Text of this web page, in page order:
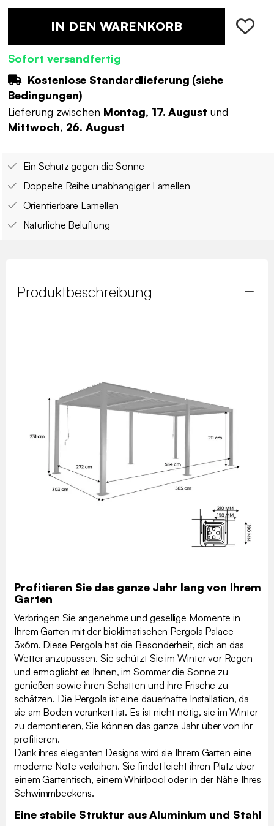
IN DEN WARENKORB
Sofort versandfertig
Kostenlose Standardlieferung (siehe
Bedingungen)
Lieferung zwischen Montag, 17. August und
Mittwoch, 26. August
Ein Schutz gegen die Sonne
Doppelte Reihe unabhängiger Lamellen
Orientierbare Lamellen
Natürliche Belüftung
Produktbeschreibung
Profitieren Sie das ganze Jahr lang von Ihrem
Garten
Verbringen Sie angenehme und gesellige Momente in
Ihrem Garten mit der bioklimatischen Pergola Palace
3x6m. Diese Pergola hat die Besonderheit, sich an das
Wetter anzupassen. Sie schützt Sie im Winter vor Regen
und ermöglicht es Ihnen, im Sommer die Sonne zu
genießen sowie ihren Schatten und ihre Frische zu
schätzen. Die Pergola ist eine dauerhafte Installation, da
sie am Boden verankert ist. Es ist nicht nötig, sie im Winter
zu demontieren, Sie können das ganze Jahr über von ihr
profitieren.
Dank ihres eleganten Designs wird sie Ihrem Garten eine
moderne Note verleihen. Sie findet leicht ihren Platz über
einem Gartentisch, einem Whirlpool oder in der Nähe Ihres
Schwimmbeckens.
Eine stabile Struktur aus Aluminium und Stahl